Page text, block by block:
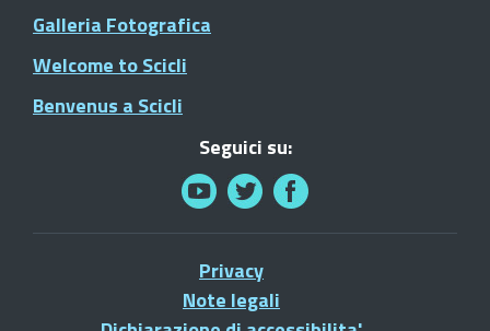
Galleria Fotografica
Welcome to Scicli
Benvenus a Scicli
Seguici su:
Privacy
Note legali